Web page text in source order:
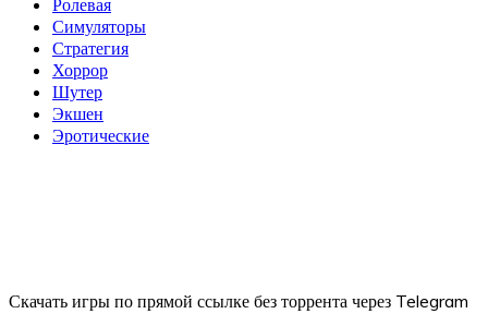
Ролевая
Симуляторы
Стратегия
Хоррор
Шутер
Экшен
Эротические
Скачать игры по прямой ссылке без торрента через Telegram